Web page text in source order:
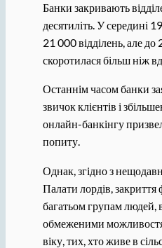
Банки закривають
десятиліть. У середині
21 000 відділень, але до
скоротилася більш ніж
Останнім часом банки
звичок клієнтів і
онлайн-банкінгу
попиту.
Однак, згідно з
Палати лордів, закриття
багатьом групам
обмеженими
віку, тих, хто живе в